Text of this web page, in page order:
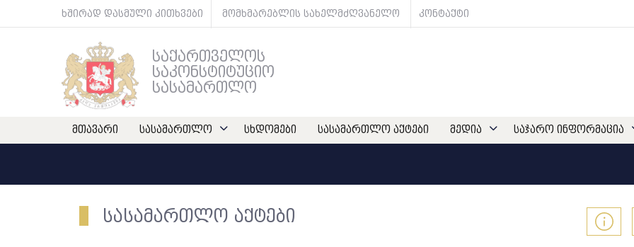
ხშირად დასმული კითხვები მომხმარებლის სახელმძღვანელო კონტაქტი
საქართველოს
საკონსტიტუციო
სასამართლო
მთავარი სასამართლო სხდომები სასამართლო აქტები მედია საჯარო ინფორმაცია
სასამართლო აქტები